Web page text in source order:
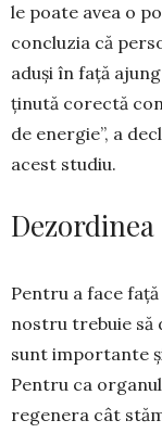
le poate avea o
concluzia că
aduși în față
ținută corectă
de energie”, a
acest studiu.
Dezordinea
Pentru a face
nostru trebuie să
sunt importante
Pentru ca
regenera cât